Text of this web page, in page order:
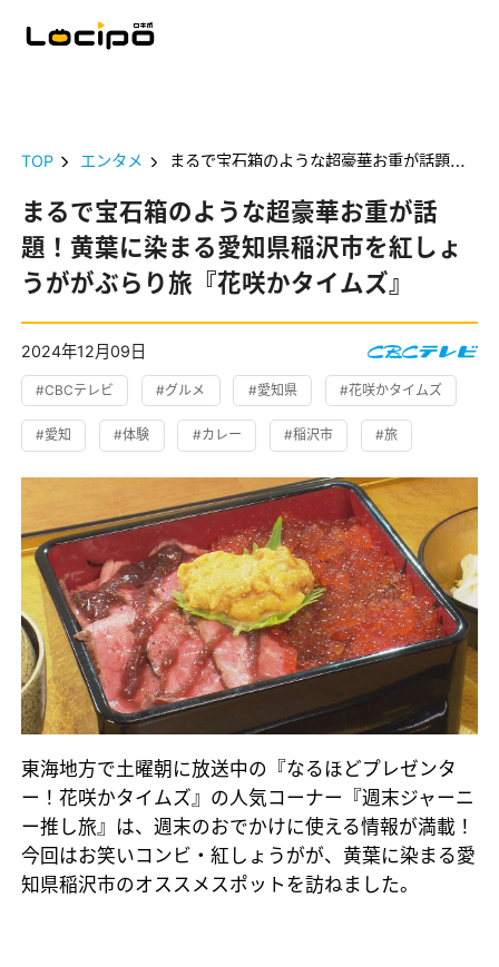
TOP エンタメ まるで宝石箱のような超豪華お重が話題！黄葉に染まる愛知県稲沢市を紅しょうががぶらり旅『花咲かタイムズ』
まるで宝石箱のような超豪華お重が話
題！黄葉に染まる愛知県稲沢市を紅しょ
うががぶらり旅『花咲かタイムズ』
2024年12月09日
#CBCテレビ #グルメ #愛知県 #花咲かタイムズ
#愛知 #体験 #カレー #稲沢市 #旅
東海地方で土曜朝に放送中の『なるほどプレゼンタ
ー！花咲かタイムズ』の人気コーナー『週末ジャーニ
ー推し旅』は、週末のおでかけに使える情報が満載！
今回はお笑いコンビ・紅しょうがが、黄葉に染まる愛
知県稲沢市のオススメスポットを訪ねました。